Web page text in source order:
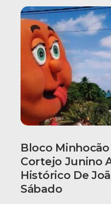
Bloco
Cortejo Junino
Histórico De
Sábado